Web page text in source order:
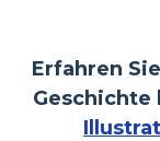
Erfahren
Geschichte